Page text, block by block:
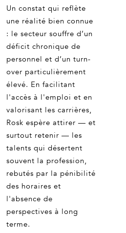
Un constat qui reflète
une réalité bien connue
: le secteur souffre d’un
déficit chronique de
personnel et d’un turn-
over particulièrement
élevé. En facilitant
l'accès à l'emploi et en
valorisant les carrières,
Rosk espère attirer — et
surtout retenir — les
talents qui désertent
souvent la profession,
rebutés par la pénibilité
des horaires et
l'absence de
perspectives à long
terme.